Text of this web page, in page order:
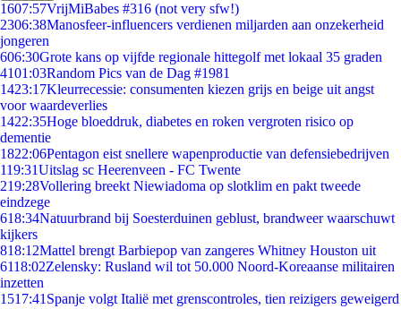
1607:57VrijMiBabes #316 (not very sfw!)
2306:38Manosfeer-influencers verdienen miljarden aan onzekerheid
jongeren
606:30Grote kans op vijfde regionale hittegolf met lokaal 35 graden
4101:03Random Pics van de Dag #1981
1423:17Kleurrecessie: consumenten kiezen grijs en beige uit angst
voor waardeverlies
1422:35Hoge bloeddruk, diabetes en roken vergroten risico op
dementie
1822:06Pentagon eist snellere wapenproductie van defensiebedrijven
119:31Uitslag sc Heerenveen - FC Twente
219:28Vollering breekt Niewiadoma op slotklim en pakt tweede
eindzege
618:34Natuurbrand bij Soesterduinen geblust, brandweer waarschuwt
kijkers
818:12Mattel brengt Barbiepop van zangeres Whitney Houston uit
6118:02Zelensky: Rusland wil tot 50.000 Noord-Koreaanse militairen
inzetten
1517:41 Spanje volgt Italië met grenscontroles, tien reizigers geweigerd